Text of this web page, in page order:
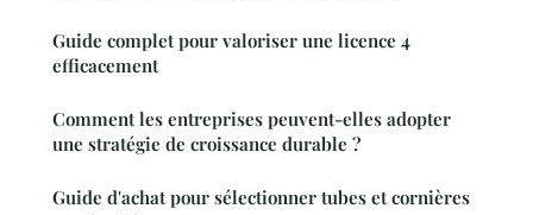
Guide complet pour valoriser une licence 4
efficacement
Comment les entreprises peuvent-elles adopter
une stratégie de croissance durable ?
Guide d'achat pour sélectionner tubes et cornières